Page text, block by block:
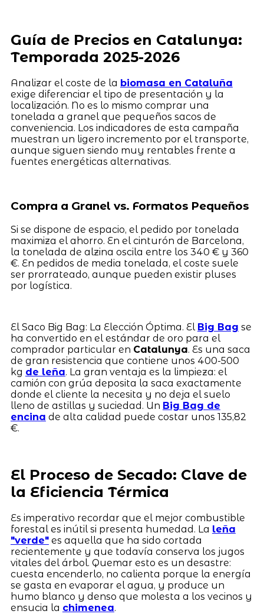
Guía de Precios en Catalunya:
Temporada 2025-2026
Analizar el coste de la biomasa en Cataluña
exige diferenciar el tipo de presentación y la
localización. No es lo mismo comprar una
tonelada a granel que pequeños sacos de
conveniencia. Los indicadores de esta campaña
muestran un ligero incremento por el transporte,
aunque siguen siendo muy rentables frente a
fuentes energéticas alternativas.
Compra a Granel vs. Formatos Pequeños
Si se dispone de espacio, el pedido por tonelada
maximiza el ahorro. En el cinturón de Barcelona,
la tonelada de alzina oscila entre los 340 € y 360
€. En pedidos de media tonelada, el coste suele
ser prorrateado, aunque pueden existir pluses
por logística.
El Saco Big Bag: La Elección Óptima. El Big Bag se
ha convertido en el estándar de oro para el
comprador particular en Catalunya. Es una saca
de gran resistencia que contiene unos 400-500
kg de leña. La gran ventaja es la limpieza: el
camión con grúa deposita la saca exactamente
donde el cliente la necesita y no deja el suelo
lleno de astillas y suciedad. Un Big Bag de
encina de alta calidad puede costar unos 135,82
€.
El Proceso de Secado: Clave de
la Eficiencia Térmica
Es imperativo recordar que el mejor combustible
forestal es inútil si presenta humedad. La leña
"verde"es aquella que ha sido cortada
recientemente y que todavía conserva los jugos
vitales del árbol. Quemar esto es un desastre:
cuesta encenderlo, no calienta porque la energía
se gasta en evaporar el agua, y produce un
humo blanco y denso que molesta a los vecinos y
ensucia la chimenea.